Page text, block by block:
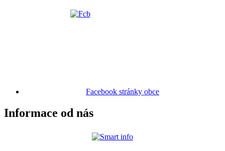
Facebook stránky obce
Informace od nás